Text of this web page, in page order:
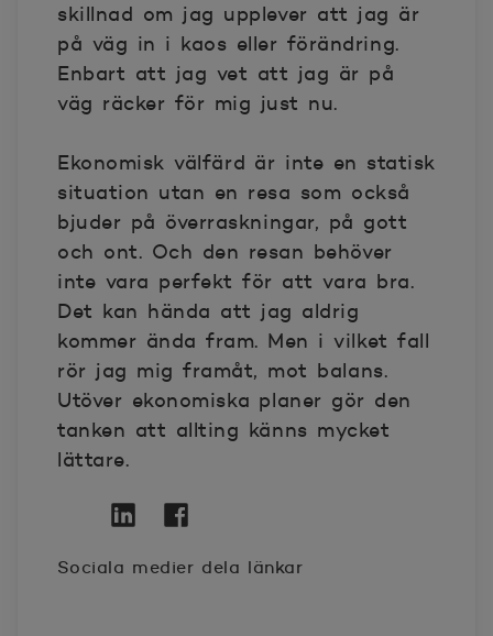
skillnad om jag upplever att jag är
på väg in i kaos eller förändring.
Enbart att jag vet att jag är på
väg räcker för mig just nu.
Ekonomisk välfärd är inte en statisk
situation utan en resa som också
bjuder på överraskningar, på gott
och ont. Och den resan behöver
inte vara perfekt för att vara bra.
Det kan hända att jag aldrig
kommer ända fram. Men i vilket fall
rör jag mig framåt, mot balans.
Utöver ekonomiska planer gör den
tanken att allting känns mycket
lättare.
Sociala medier dela länkar